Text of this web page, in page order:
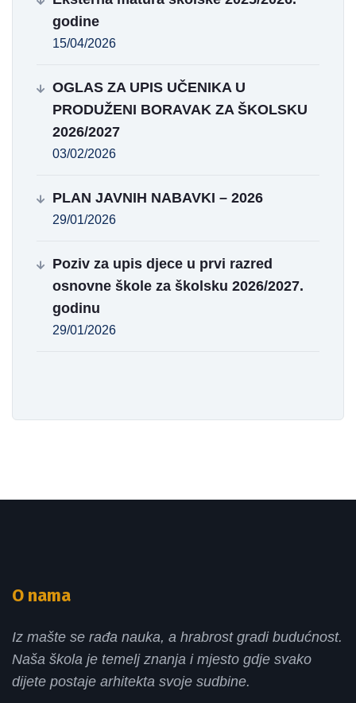
godine
15/04/2026
OGLAS ZA UPIS UČENIKA U
PRODUŽENI BORAVAK ZA ŠKOLSKU
2026/2027
03/02/2026
PLAN JAVNIH NABAVKI – 2026
29/01/2026
Poziv za upis djece u prvi razred
osnovne škole za školsku 2026/2027.
godinu
29/01/2026
O nama
Iz mašte se rađa nauka, a hrabrost gradi budućnost.
Naša škola je temelj znanja i mjesto gdje svako
dijete postaje arhitekta svoje sudbine.